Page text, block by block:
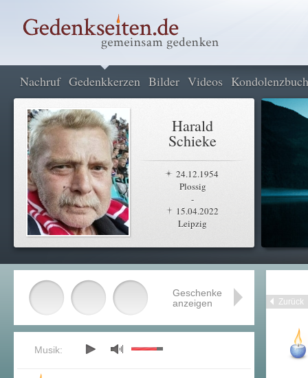
Nachruf Gedenkkerzen Bilder Videos Kondolenzbuch
Harald
Schieke
24.12.1954
Plossig
-
15.04.2022
Leipzig
Zurück
Geschenke
anzeigen
Musik: